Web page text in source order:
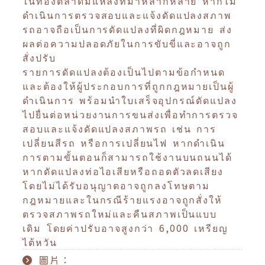
ดำเนินการตรวจสอบและแจ้งดัดแปลงสภาพ
รถอาจถือเป็นการดัดแปลงที่ผิดกฎหมาย ส่ง
ผลต่อความปลอดภัยในการขับขี่และอาจถูก
สั่งปรับ
รายการดัดแปลงต้องเป็นไปตามข้อกำหนด
และต้องให้ผู้ประกอบการที่ถูกกฎหมายเป็นผู้
ดำเนินการ พร้อมนำใบเสร็จอุปกรณ์ดัดแปลง
ไปยื่นต่อหน่วยงานการขนส่งเพื่อทำการตรวจ
สอบและแจ้งดัดแปลงสภาพรถ เช่น การ
เปลี่ยนสีรถ หรือการเปลี่ยนไฟ หากดำเนิน
การตามขั้นตอนก็สามารถใช้งานบนถนนได้
หากดัดแปลงท่อไอเสียหรือถอดตัวลดเสียง
โดยไม่ได้รับอนุญาตอาจถูกลงโทษตาม
กฎหมายและในกรณีร้ายแรงอาจถูกสั่งให้
ตรวจสภาพรถใหม่และคืนสภาพเป็นแบบ
เดิม โดยค่าปรับอาจสูงกว่า 6,000 เหรียญ
ไต้หวัน
圖片：